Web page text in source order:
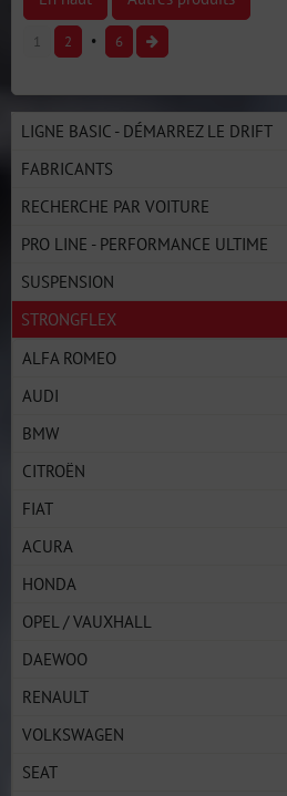
1 2 6
LIGNE BASIC - DÉMARREZ LE DRIFT
FABRICANTS
RECHERCHE PAR VOITURE
PRO LINE - PERFORMANCE ULTIME
SUSPENSION
STRONGFLEX
ALFA ROMEO
AUDI
BMW
CITROËN
FIAT
ACURA
HONDA
OPEL / VAUXHALL
DAEWOO
RENAULT
VOLKSWAGEN
SEAT